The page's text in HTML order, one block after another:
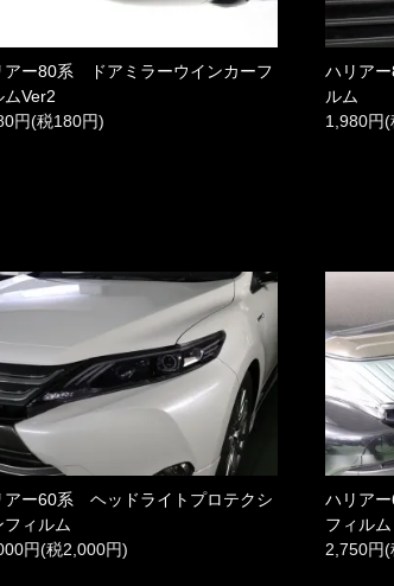
アー80系 ドアミラーウインカーフ
ムVer2
円(税180円)
ハリア
ルム
1,980円
アー60系 ヘッドライトプロテクシ
フィルム
円(税2,000円)
ハリア
フィルム
2,750円